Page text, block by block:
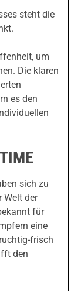
steht die
um
Die klaren
es den
sich zu
Welt der
für
eine
frisch
den